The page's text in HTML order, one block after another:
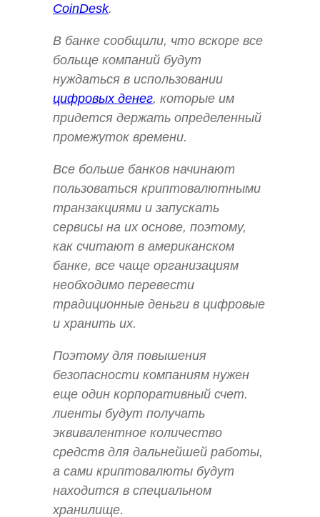
CoinDesk.
В банке сообщили, что вскоре все
больще компаний будут
нуждаться в использовании
цифровых денег, которые им
придется держать определенный
промежуток времени.
Все больше банков начинают
пользоваться криптовалютными
транзакциями и запускать
сервисы на их основе, поэтому,
как считают в американском
банке, все чаще организациям
необходимо перевести
традиционные деньги в цифровые
и хранить их.
Поэтому для повышения
безопасности компаниям нужен
еще один корпоративный счет.
лиенты будут получать
эквивалентное количество
средств для дальнейшей работы,
а сами криптовалюты будут
находится в специальном
хранилище.